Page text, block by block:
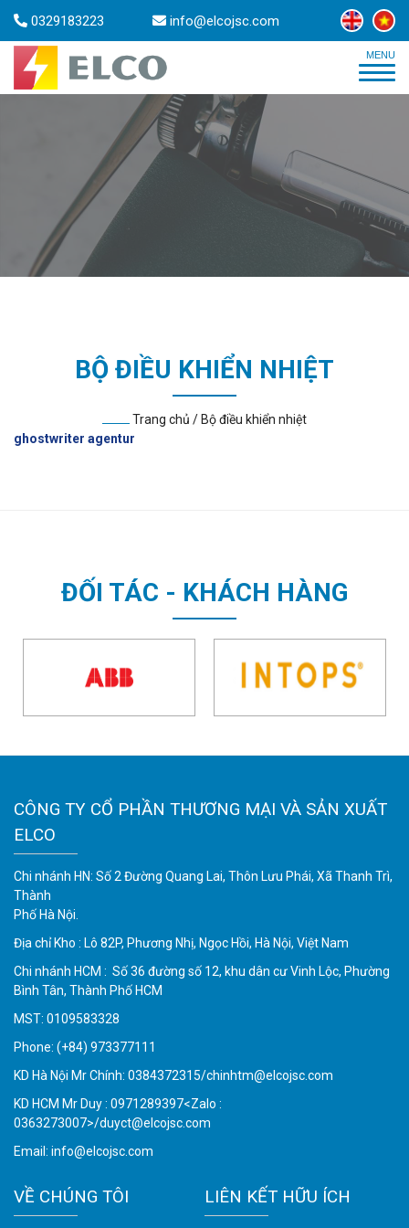
0329183223 info@elcojsc.com
BỘ ĐIỀU KHIỂN NHIỆT
Trang chủ / Bộ điều khiển nhiệt
ghostwriter agentur
ĐỐI TÁC - KHÁCH HÀNG
CÔNG TY CỔ PHẦN THƯƠNG MẠI VÀ SẢN XUẤT
ELCO
Chi nhánh HN: Số 2 Đường Quang Lai, Thôn Lưu Phái, Xã Thanh Trì,
Thành
Phố Hà Nội.
Địa chỉ Kho : Lô 82P, Phương Nhị, Ngọc Hồi, Hà Nội, Việt Nam
Chi nhánh HCM : Số 36 đường số 12, khu dân cư Vinh Lộc, Phường
Bình Tân, Thành Phố HCM
MST: 0109583328
Phone: (+84) 973377111
KD Hà Nội Mr Chính: 0384372315/chinhtm@elcojsc.com
KD HCM Mr Duy : 0971289397<Zalo :
0363273007>/duyct@elcojsc.com
Email: info@elcojsc.com
VỀ CHÚNG TÔI LIÊN KẾT HỮU ÍCH